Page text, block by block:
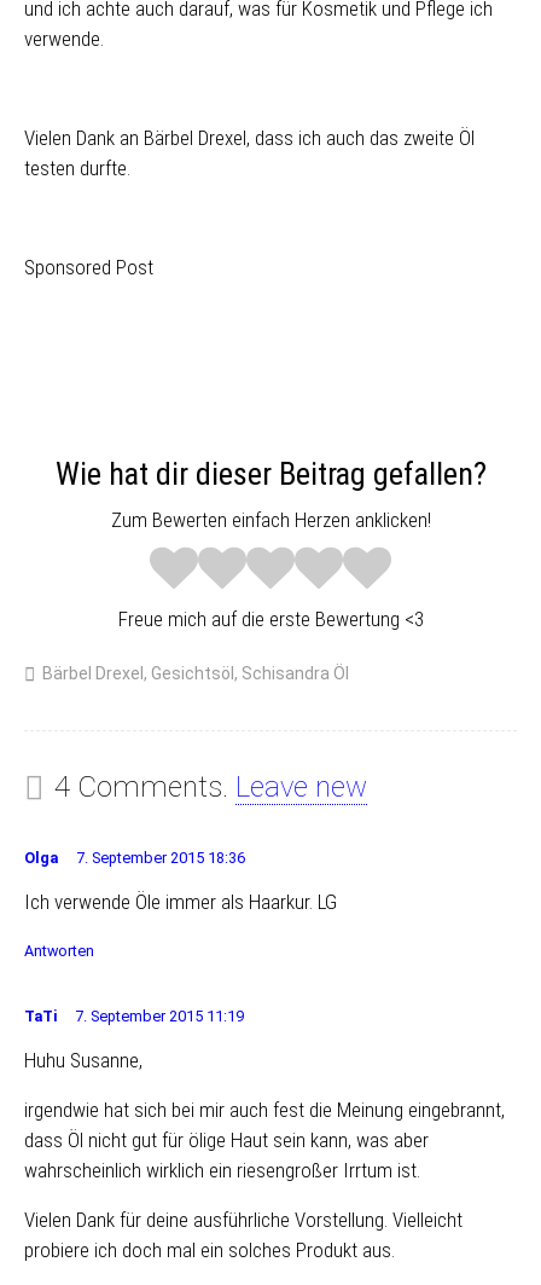
und ich achte auch darauf, was für Kosmetik und Pflege ich
verwende.
Vielen Dank an Bärbel Drexel, dass ich auch das zweite Öl
testen durfte.
Sponsored Post
Wie hat dir dieser Beitrag gefallen?
Zum Bewerten einfach Herzen anklicken!
Freue mich auf die erste Bewertung <3
Bärbel Drexel , Gesichtsöl , Schisandra Öl
4 Comments. Leave new
Olga 7. September 2015 18:36
Ich verwende Öle immer als Haarkur. LG
Antworten
TaTi 7. September 2015 11:19
Huhu Susanne,
irgendwie hat sich bei mir auch fest die Meinung eingebrannt,
dass Öl nicht gut für ölige Haut sein kann, was aber
wahrscheinlich wirklich ein riesengroßer Irrtum ist.
Vielen Dank für deine ausführliche Vorstellung. Vielleicht
probiere ich doch mal ein solches Produkt aus.